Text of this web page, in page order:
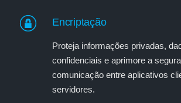
Encriptação
Proteja informações privadas,
confidenciais e aprimore a
comunicação entre aplicativos
servidores.